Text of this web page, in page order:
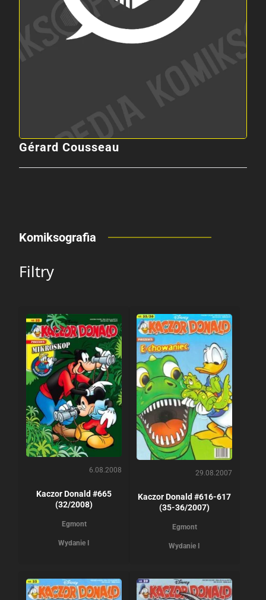
Gérard Cousseau
Komiksografia
Filtry
6.08.2008
Kaczor Donald #665
(32/2008)
Egmont
Wydanie I
29.08.2007
Kaczor Donald #616-617
(35-36/2007)
Egmont
Wydanie I